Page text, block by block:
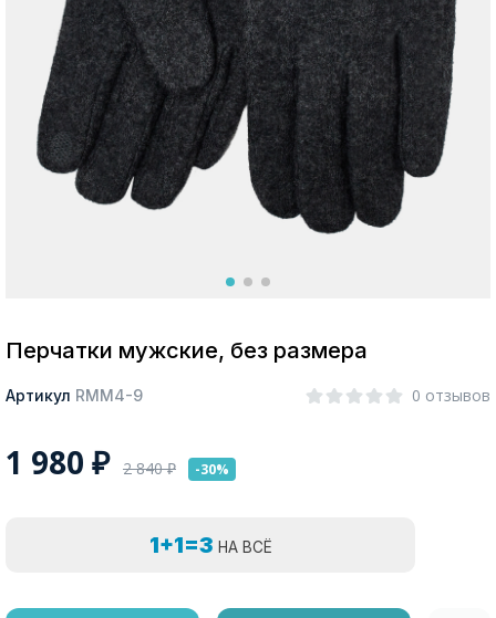
Москва
Да, все верно Изменить город
Перчатки мужские, без размера
Артикул RMM4-9 0 отзывов
1 980 ₽ 2 840₽ -30%
1+1=3 НА ВСЁ